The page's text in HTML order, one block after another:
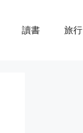
讀書 旅行